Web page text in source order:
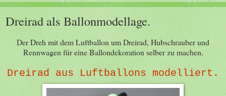
Dreirad als Ballonmodellage.
Der Dreh mit dem Luftballon um Dreirad, Hubschrauber und
Rennwagen für eine Ballondekoration selber zu machen.
Dreirad aus Luftballons modelliert.